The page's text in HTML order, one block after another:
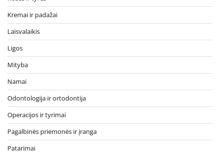
Kremai ir padažai
Laisvalaikis
Ligos
Mityba
Namai
Odontologija ir ortodontija
Operacijos ir tyrimai
Pagalbinės priemonės ir įranga
Patarimai